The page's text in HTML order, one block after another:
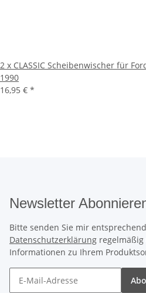
2 x CLASSIC Scheibenwischer für
1990
16,95 € *
Newsletter
Bitte senden Sie mir
Datenschutzerklärung
Informationen zu Ihrem